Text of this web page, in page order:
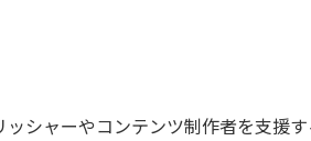
シャーやコンテンツ制作者を支援